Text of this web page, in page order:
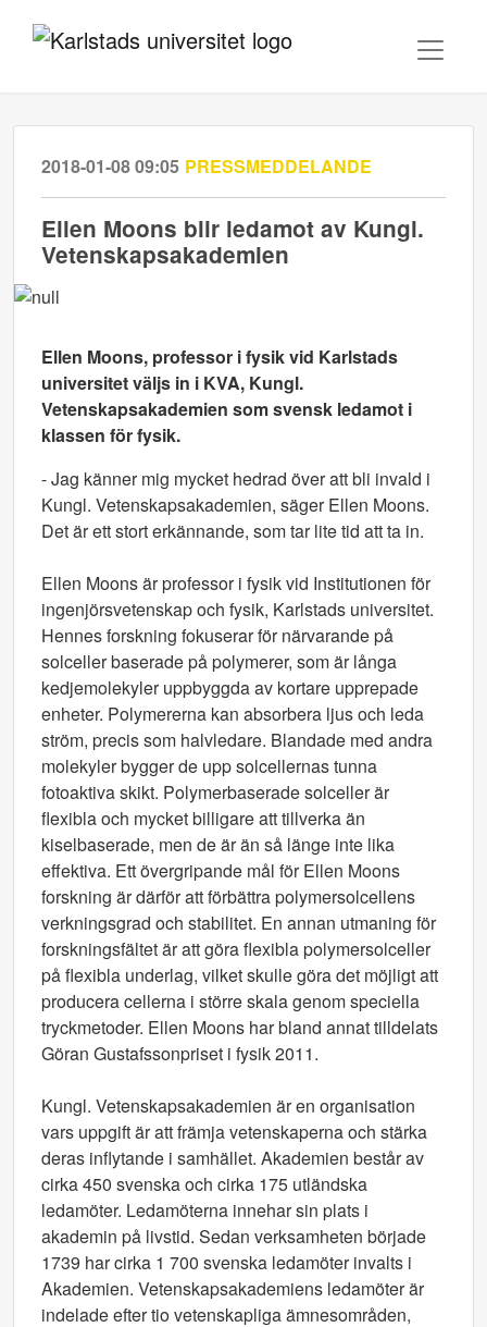
2018-01-08 09:05 PRESSMEDDELANDE
Ellen Moons blir ledamot av Kungl.
Vetenskapsakademien
Ellen Moons, professor i fysik vid Karlstads
universitet väljs in i KVA, Kungl.
Vetenskapsakademien som svensk ledamot i
klassen för fysik.
- Jag känner mig mycket hedrad över att bli invald i
Kungl. Vetenskapsakademien, säger Ellen Moons.
Det är ett stort erkännande, som tar lite tid att ta in.
Ellen Moons är professor i fysik vid Institutionen för
ingenjörsvetenskap och fysik, Karlstads universitet.
Hennes forskning fokuserar för närvarande på
solceller baserade på polymerer, som är långa
kedjemolekyler uppbyggda av kortare upprepade
enheter. Polymererna kan absorbera ljus och leda
ström, precis som halvledare. Blandade med andra
molekyler bygger de upp solcellernas tunna
fotoaktiva skikt. Polymerbaserade solceller är
flexibla och mycket billigare att tillverka än
kiselbaserade, men de är än så länge inte lika
effektiva. Ett övergripande mål för Ellen Moons
forskning är därför att förbättra polymersolcellens
verkningsgrad och stabilitet. En annan utmaning för
forskningsfältet är att göra flexibla polymersolceller
på flexibla underlag, vilket skulle göra det möjligt att
producera cellerna i större skala genom speciella
tryckmetoder. Ellen Moons har bland annat tilldelats
Göran Gustafssonpriset i fysik 2011.
Kungl. Vetenskapsakademien är en organisation
vars uppgift är att främja vetenskaperna och stärka
deras inflytande i samhället. Akademien består av
cirka 450 svenska och cirka 175 utländska
ledamöter. Ledamöterna innehar sin plats i
akademin på livstid. Sedan verksamheten började
1739 har cirka 1 700 svenska ledamöter invalts i
Akademien. Vetenskapsakademiens ledamöter är
indelade efter tio vetenskapliga ämnesområden,